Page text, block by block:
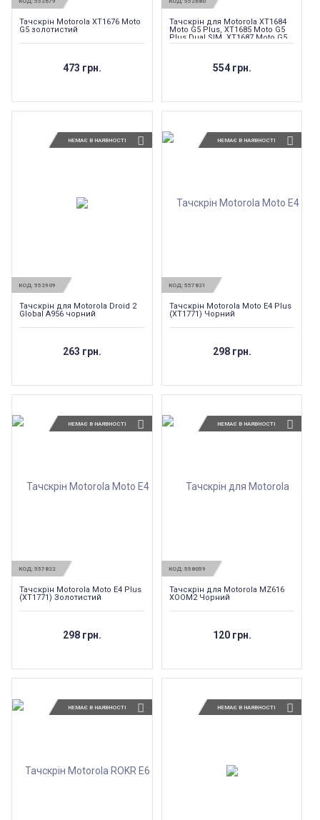
КОД: 552679
Тачскрін Motorola XT1676 Moto
G5 золотистий
473 грн.
КОД: 552680
Тачскрін для Motorola XT1684
Moto G5 Plus, XT1685 Moto G5
Plus Dual SIM, XT1687 Moto G5
Plus чорний
554 грн.
НЕМАЄ В НАЯВНОСТІ
КОД: 552909
Тачскрін для Motorola Droid 2
Global A956 чорний
263 грн.
НЕМАЄ В НАЯВНОСТІ
КОД: 557821
Тачскрін Motorola Moto E4 Plus
(XT1771) Чорний
298 грн.
НЕМАЄ В НАЯВНОСТІ
КОД: 557822
Тачскрін Motorola Moto E4 Plus
(XT1771) Золотистий
298 грн.
НЕМАЄ В НАЯВНОСТІ
КОД: 558059
Тачскрін для Motorola MZ616
XOOM2 Чорний
120 грн.
НЕМАЄ В НАЯВНОСТІ НЕМАЄ В НАЯВНОСТІ